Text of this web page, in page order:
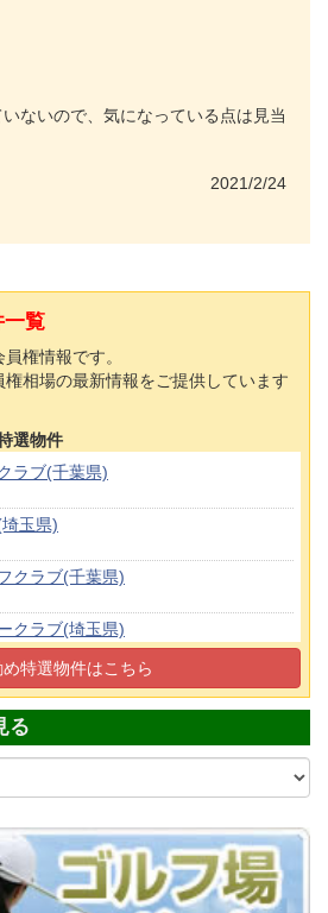
ないので、気になっている点は見当
2021/2/24
一覧
権情報です。
相場の最新情報をご提供しています
選物件
ラブ(千葉県)
玉県)
クラブ(千葉県)
クラブ(埼玉県)
茨城県)
め特選物件はこちら
る